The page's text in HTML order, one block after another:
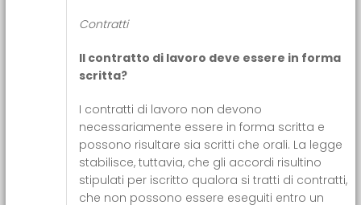
Contratti
Il contratto di lavoro deve essere in forma
scritta?
I contratti di lavoro non devono
necessariamente essere in forma scritta e
possono risultare sia scritti che orali. La legge
stabilisce, tuttavia, che gli accordi risultino
stipulati per iscritto qualora si tratti di contratti,
che non possono essere eseguiti entro un